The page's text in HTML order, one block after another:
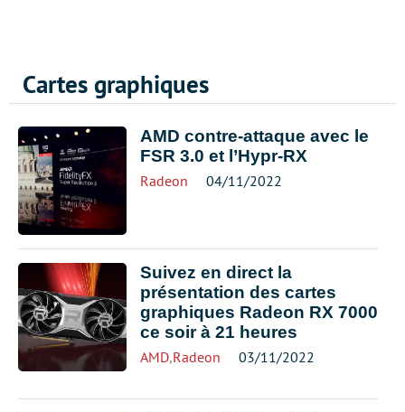
Cartes graphiques
AMD contre-attaque avec le
FSR 3.0 et l’Hypr-RX
Radeon 04/11/2022
Suivez en direct la
présentation des cartes
graphiques Radeon RX 7000
ce soir à 21 heures
AMD,Radeon 03/11/2022